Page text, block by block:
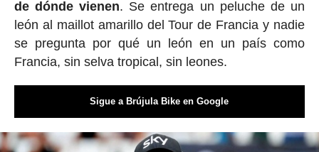
de dónde vienen. Se entrega un peluche de un
león al maillot amarillo del Tour de Francia y nadie
se pregunta por qué un león en un país como
Francia, sin selva tropical, sin leones.
Sigue a Brújula Bike en Google